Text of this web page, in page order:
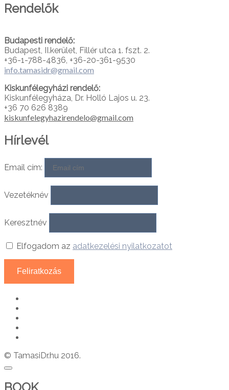
Rendelők
Budapesti rendelő:
Budapest, II.kerület, Fillér utca 1. fszt. 2.
+36-1-788-4836, +36-20-361-9530
info.tamasidr@gmail.com
Kiskunfélegyházi rendelő:
Kiskunfélegyháza, Dr. Holló Lajos u. 23.
+36 70 626 8389
kiskunfelegyhazirendelo@gmail.com
Hírlevél
Email cím:
Vezetéknév
Keresztnév
Elfogadom az adatkezelési nyilatkozatot
© TamasiDr.hu 2016.